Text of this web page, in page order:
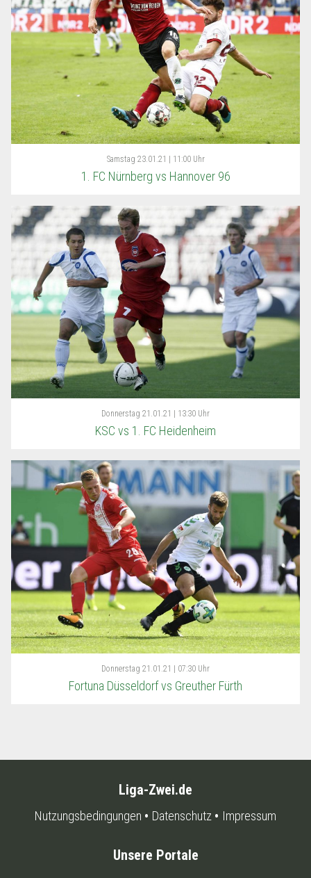
Samstag 23.01.21 | 11:00 Uhr
1. FC Nürnberg vs Hannover 96
Donnerstag 21.01.21 | 13:30 Uhr
KSC vs 1. FC Heidenheim
Donnerstag 21.01.21 | 07:30 Uhr
Fortuna Düsseldorf vs Greuther Fürth
Liga-Zwei.de
Nutzungsbedingungen Datenschutz Impressum
Unsere Portale